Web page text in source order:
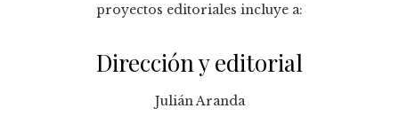
proyectos editoriales incluye a:
Dirección y editorial
Julián Aranda